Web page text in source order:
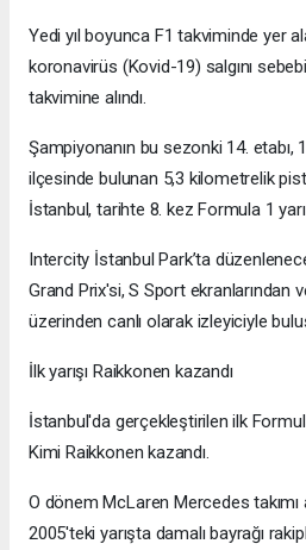
Yedi yıl boyunca F1 takviminde yer
koronavirüs (Kovid-19) salgını
takvimine alındı.
Şampiyonanın bu sezonki 14. etabı,
ilçesinde bulunan 5,3 kilometrelik
İstanbul, tarihte 8. kez Formula 1
Intercity İstanbul Park’ta
Grand Prix'si, S Sport ekranlarından
üzerinden canlı olarak izleyiciyle
İlk yarışı Raikkonen kazandı
İstanbul'da gerçekleştirilen ilk
Kimi Raikkonen kazandı.
O dönem McLaren Mercedes takımı
2005'teki yarışta damalı bayrağı